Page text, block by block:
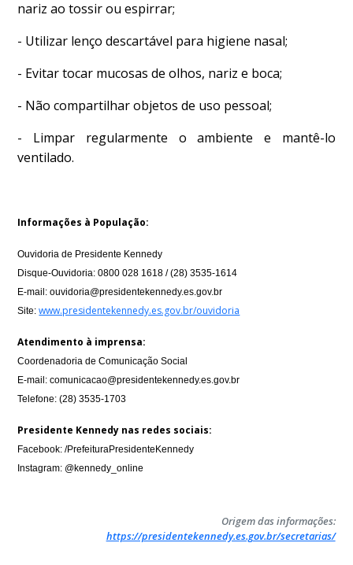
nariz ao tossir ou espirrar;
- Utilizar lenço descartável para higiene nasal;
- Evitar tocar mucosas de olhos, nariz e boca;
- Não compartilhar objetos de uso pessoal;
- Limpar regularmente o ambiente e mantê-lo
ventilado.
Informações à População:
Ouvidoria de Presidente Kennedy
Disque-Ouvidoria: 0800 028 1618 / (28) 3535-1614
E-mail: ouvidoria@presidentekennedy.es.gov.br
Site:www.presidentekennedy.es.gov.br/ouvidoria
Atendimento à imprensa:
Coordenadoria de Comunicação Social
E-mail: comunicacao@presidentekennedy.es.gov.br
Telefone: (28) 3535-1703
Presidente Kennedy nas redes sociais:
Facebook: /PrefeituraPresidenteKennedy
Instagram: @kennedy_online
Origem das informações:
https://presidentekennedy.es.gov.br/secretarias/